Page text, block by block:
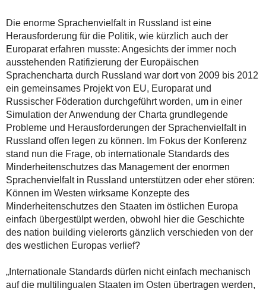
Die enorme Sprachenvielfalt in Russland ist eine
Herausforderung für die Politik, wie kürzlich auch der
Europarat erfahren musste: Angesichts der immer noch
ausstehenden Ratifizierung der Europäischen
Sprachencharta durch Russland war dort von 2009 bis 2012
ein gemeinsames Projekt von EU, Europarat und
Russischer Föderation durchgeführt worden, um in einer
Simulation der Anwendung der Charta grundlegende
Probleme und Herausforderungen der Sprachenvielfalt in
Russland offen legen zu können. Im Fokus der Konferenz
stand nun die Frage, ob internationale Standards des
Minderheitenschutzes das Management der enormen
Sprachenvielfalt in Russland unterstützen oder eher stören:
Können im Westen wirksame Konzepte des
Minderheitenschutzes den Staaten im östlichen Europa
einfach übergestülpt werden, obwohl hier die Geschichte
des nation building vielerorts gänzlich verschieden von der
des westlichen Europas verlief?
„Internationale Standards dürfen nicht einfach mechanisch
auf die multilingualen Staaten im Osten übertragen werden,